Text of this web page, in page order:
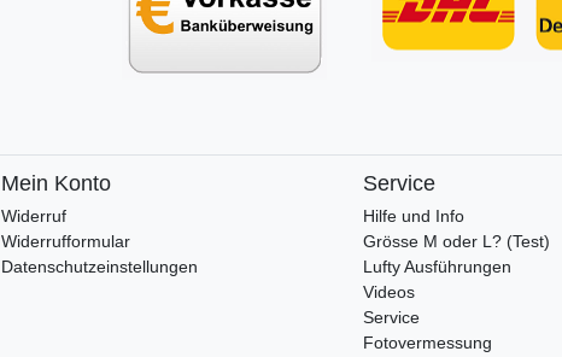
Mein Konto
Widerruf
Widerrufformular
Datenschutzeinstellungen
Service
Hilfe und Info
Grösse M oder L? (Test)
Lufty Ausführungen
Videos
Service
Fotovermessung